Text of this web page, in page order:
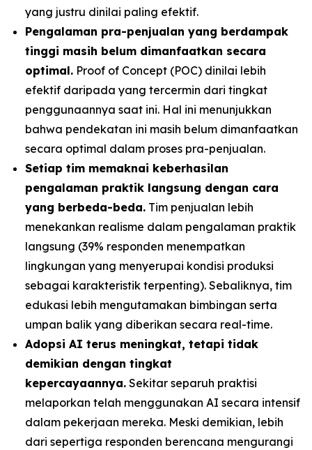
yang justru dinilai paling efektif.
Pengalaman pra-penjualan yang berdampak
tinggi masih belum dimanfaatkan secara
optimal. Proof of Concept (POC) dinilai lebih
efektif daripada yang tercermin dari tingkat
penggunaannya saat ini. Hal ini menunjukkan
bahwa pendekatan ini masih belum dimanfaatkan
secara optimal dalam proses pra-penjualan.
Setiap tim memaknai keberhasilan
pengalaman praktik langsung dengan cara
yang berbeda-beda. Tim penjualan lebih
menekankan realisme dalam pengalaman praktik
langsung (39% responden menempatkan
lingkungan yang menyerupai kondisi produksi
sebagai karakteristik terpenting). Sebaliknya, tim
edukasi lebih mengutamakan bimbingan serta
umpan balik yang diberikan secara real-time.
Adopsi AI terus meningkat, tetapi tidak
demikian dengan tingkat
kepercayaannya. Sekitar separuh praktisi
melaporkan telah menggunakan AI secara intensif
dalam pekerjaan mereka. Meski demikian, lebih
dari sepertiga responden berencana mengurangi